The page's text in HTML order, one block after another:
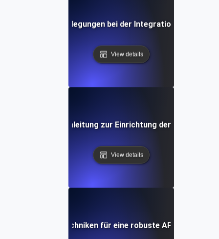
Sicherheitsüberlegungen bei der Integration von API-
View details
für-Schritt-Anleitung zur Einrichtung der API-
View details
Werkzeuge und Techniken für eine robuste API-